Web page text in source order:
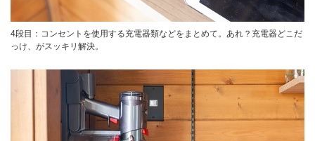
4段目：コンセントを使用する充電器類などをまとめて。あれ？充電器どこだ
っけ、がスッキリ解決。